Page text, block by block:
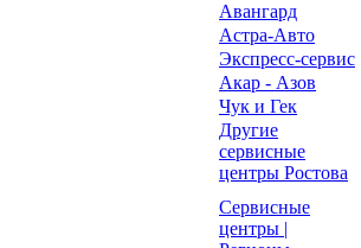
Авангард
Астра-Авто
Экспресс-сервис
Акар - Азов
Чук и Гек
Другие
сервисные
центры Ростова
Сервисные
центры |